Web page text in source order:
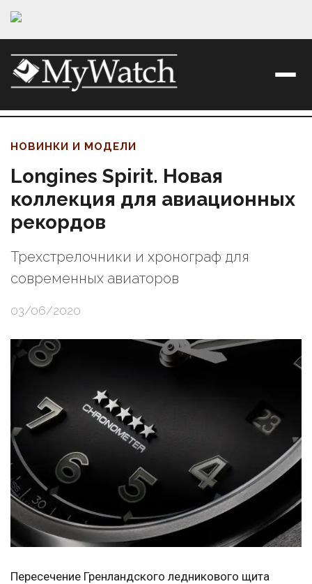
НОВИНКИ И МОДЕЛИ
Longines Spirit. Новая
коллекция для авиационных
рекордов
Трехстрелочники и хронограф для
современных авиаторов
03/06/2020
Пересечение Гренландского ледникового щита